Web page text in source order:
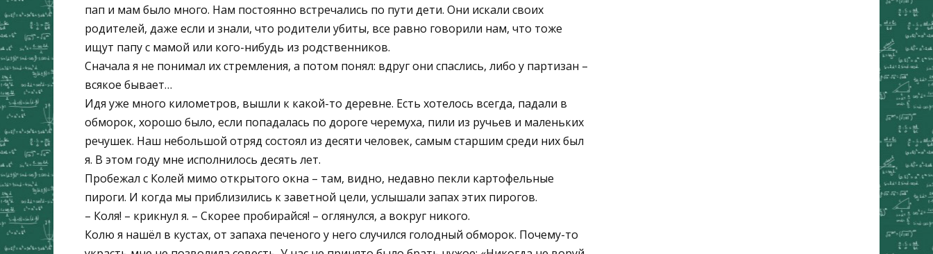
пап и мам было много. Нам постоянно встречались по пути дети. Они искали своих
родителей, даже если и знали, что родители убиты, все равно говорили нам, что тоже
ищут папу с мамой или кого-нибудь из родственников.
Сначала я не понимал их стремления, а потом понял: вдруг они спаслись, либо у партизан –
всякое бывает…
Идя уже много километров, вышли к какой-то деревне. Есть хотелось всегда, падали в
обморок, хорошо было, если попадалась по дороге черемуха, пили из ручьев и маленьких
речушек. Наш небольшой отряд состоял из десяти человек, самым старшим среди них был
я. В этом году мне исполнилось десять лет.
Пробежал с Колей мимо открытого окна – там, видно, недавно пекли картофельные
пироги. И когда мы приблизились к заветной цели, услышали запах этих пирогов.
– Коля! – крикнул я. – Скорее пробирайся! – оглянулся, а вокруг никого.
Колю я нашёл в кустах, от запаха печеного у него случился голодный обморок. Почему-то